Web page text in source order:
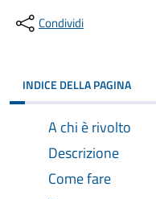
Condividi
INDICE DELLA PAGINA
A chi è rivolto
Descrizione
Come fare